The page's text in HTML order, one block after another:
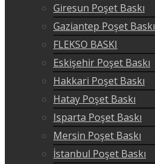
Giresun Poşet Baskı
Gaziantep Poşet Baskı
FLEKSO BASKI
Eskişehir Poşet Baskı
Hakkari Poşet Baskı
Hatay Poşet Baskı
Isparta Poşet Baskı
Mersin Poşet Baskı
İstanbul Poşet Baskı